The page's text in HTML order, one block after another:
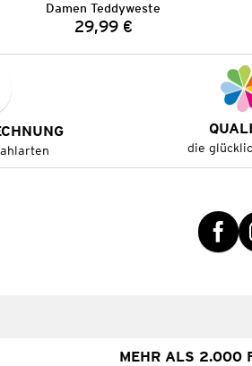
Damen Teddyweste
Preis:
29,99 €
die
MEHR ALS 2.000